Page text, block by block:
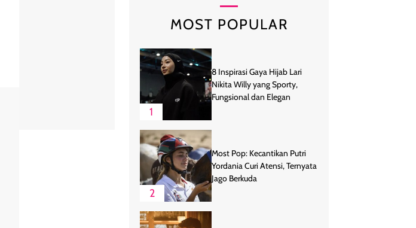
MOST POPULAR
1
8 Inspirasi Gaya Hijab Lari
Nikita Willy yang Sporty,
Fungsional dan Elegan
2
Most Pop: Kecantikan Putri
Yordania Curi Atensi, Ternyata
Jago Berkuda